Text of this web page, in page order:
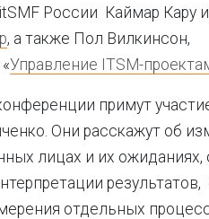
России Каймар Кару и
, а также Пол Вилкинсон,
Управление ITSM-
примут
Они расскажут об
лицах и их
отдельных